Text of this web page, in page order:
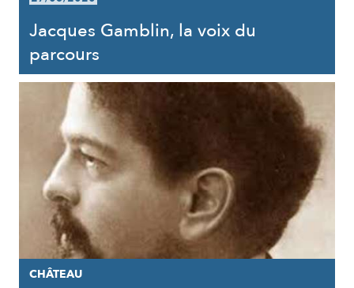
Jacques Gamblin, la voix du
parcours
CHÂTEAU